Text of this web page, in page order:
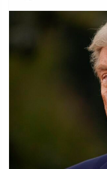
DAERAH
SPORT
PENGADUAN TERM